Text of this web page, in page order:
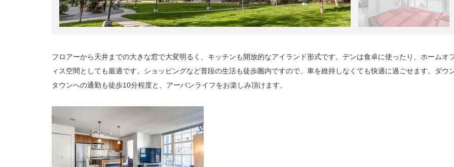
フロアーから天井までの大きな窓で大変明るく、キッチンも開放的なアイランド形式です。デンは食卓に使ったり、ホームオ
ィス空間としても最適です。ショッピングなど普段の生活も徒歩圏内ですので、車を維持しなくても快適に過ごせます。ダウ
タウンへの通勤も徒歩10分程度と、アーバンライフをお楽しみ頂けます。